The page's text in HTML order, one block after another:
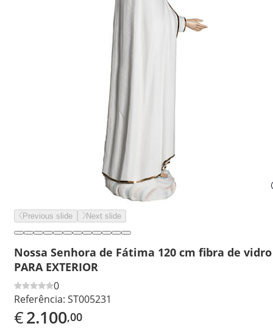
Previous slide Next slide
Nossa Senhora de Fátima 120 cm fibra de vidro
PARA EXTERIOR
0
Referência: ST005231
€2.100,00